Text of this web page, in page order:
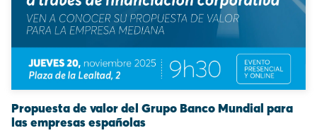
Propuesta de valor del Grupo Banco Mundial para
las empresas españolas